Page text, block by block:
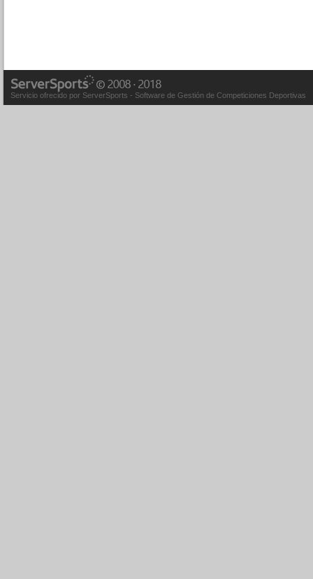
Servicio ofrecido por ServerSports - Software de Gestión de Competiciones Deportivas